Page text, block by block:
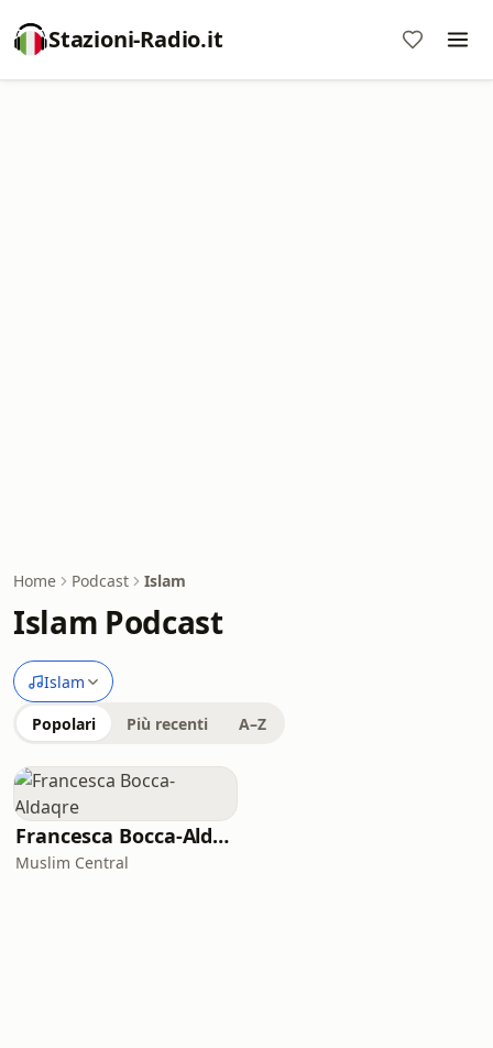
Stazioni-Radio.it
Home Podcast Islam
Islam Podcast
Islam
Popolari Più recenti A–Z
Francesca Bocca-Aldaqre
Muslim Central